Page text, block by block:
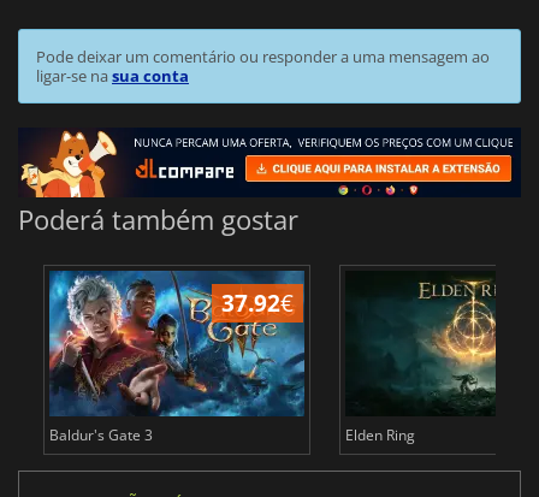
Pode deixar um comentário ou responder a uma mensagem ao
ligar-se nasua conta
Poderá também gostar
37.92€
Baldur's Gate 3 Elden Ring